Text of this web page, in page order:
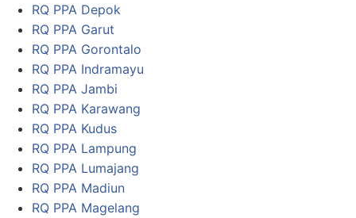
RQ PPA Depok
RQ PPA Garut
RQ PPA Gorontalo
RQ PPA Indramayu
RQ PPA Jambi
RQ PPA Karawang
RQ PPA Kudus
RQ PPA Lampung
RQ PPA Lumajang
RQ PPA Madiun
RQ PPA Magelang